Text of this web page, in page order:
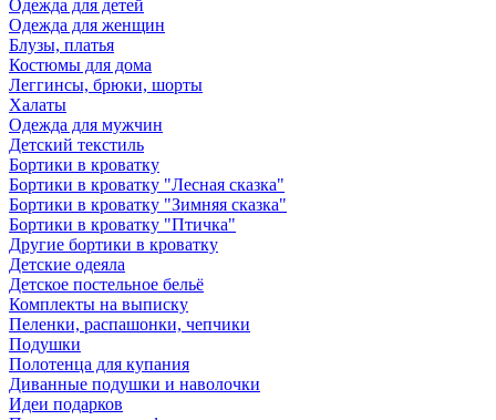
Одежда для детей
Одежда для женщин
Блузы, платья
Костюмы для дома
Леггинсы, брюки, шорты
Халаты
Одежда для мужчин
Детский текстиль
Бортики в кроватку
Бортики в кроватку "Лесная сказка"
Бортики в кроватку "Зимняя сказка"
Бортики в кроватку "Птичка"
Другие бортики в кроватку
Детские одеяла
Детское постельное бельё
Комплекты на выписку
Пеленки, распашонки, чепчики
Подушки
Полотенца для купания
Диванные подушки и наволочки
Идеи подарков